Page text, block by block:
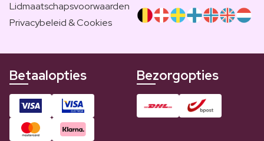
Lidmaatschapsvoorwaarden
Privacybeleid & Cookies
Betaalopties Bezorgopties